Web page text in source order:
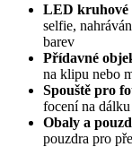
LED kruhové
selfie,
barev
Přídavné
na klipu nebo
Spouště pro
focení na dálku
Obaly a
pouzdra pro